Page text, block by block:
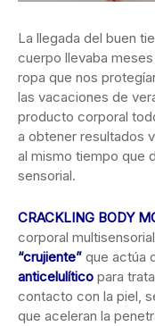
La llegada del buen
cuerpo llevaba
ropa que nos
las vacaciones de
producto corporal
a obtener resultados
al mismo tiempo que
sensorial.
CRACKLING BODY
corporal
“crujiente” que actúa
anticelulítico para
contacto con la piel,
que aceleran la